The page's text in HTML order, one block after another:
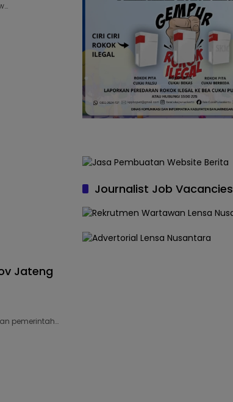
Jateng
pemerintah…
Journalist Job Vacancies